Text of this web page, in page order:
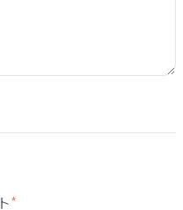
*